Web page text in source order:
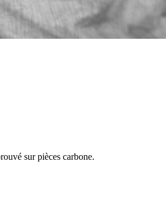
sur pièces carbone.